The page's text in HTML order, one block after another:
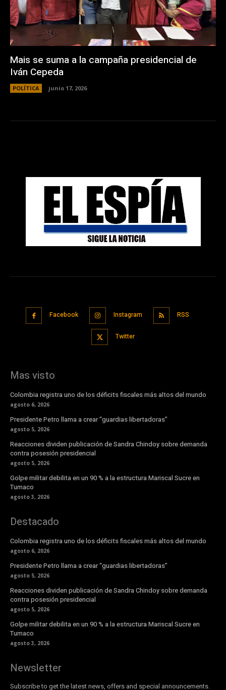
Mais se suma a la campaña presidencial de
Iván Cepeda
POLÍTICA junio 17, 2026
Facebook Instagram RSS
Twitter
Mas visto
Colombia registra uno de los déficits fiscales más altos del mundo
agosto 6, 2026
Presidente Petro llama a crear “guardias libertadoras”
agosto 5, 2026
Reacciones dividen publicación de Sandra Chindoy sobre demanda
contra posesión presidencial
agosto 5, 2026
Golpe militar debilita en un 90 % a la estructura Mariscal Sucre en
Tumaco
agosto 3, 2026
Destacado
Colombia registra uno de los déficits fiscales más altos del mundo
agosto 6, 2026
Presidente Petro llama a crear “guardias libertadoras”
agosto 5, 2026
Reacciones dividen publicación de Sandra Chindoy sobre demanda
contra posesión presidencial
agosto 5, 2026
Golpe militar debilita en un 90 % a la estructura Mariscal Sucre en
Tumaco
agosto 3, 2026
Newsletter
Subscribe to get the latest news, offers and special announcements.